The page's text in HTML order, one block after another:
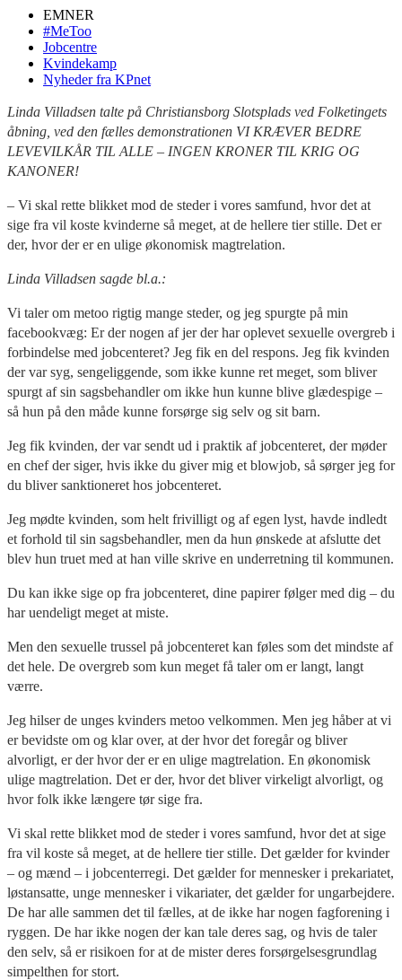
EMNER
#MeToo
Jobcentre
Kvindekamp
Nyheder fra KPnet
Linda Villadsen talte på Christiansborg Slotsplads ved Folketingets
åbning, ved den fælles demonstrationen VI KRÆVER BEDRE
LEVEVILKÅR TIL ALLE – INGEN KRONER TIL KRIG OG
KANONER!
– Vi skal rette blikket mod de steder i vores samfund, hvor det at
sige fra vil koste kvinderne så meget, at de hellere tier stille. Det er
der, hvor der er en ulige økonomisk magtrelation.
Linda Villadsen sagde bl.a.:
Vi taler om metoo rigtig mange steder, og jeg spurgte på min
facebookvæg: Er der nogen af jer der har oplevet sexuelle overgreb i
forbindelse med jobcenteret? Jeg fik en del respons. Jeg fik kvinden
der var syg, sengeliggende, som ikke kunne ret meget, som bliver
spurgt af sin sagsbehandler om ikke hun kunne blive glædespige –
så hun på den måde kunne forsørge sig selv og sit barn.
Jeg fik kvinden, der var sendt ud i praktik af jobcenteret, der møder
en chef der siger, hvis ikke du giver mig et blowjob, så sørger jeg for
du bliver sanktioneret hos jobcenteret.
Jeg mødte kvinden, som helt frivilligt og af egen lyst, havde indledt
et forhold til sin sagsbehandler, men da hun ønskede at afslutte det
blev hun truet med at han ville skrive en underretning til kommunen.
Du kan ikke sige op fra jobcenteret, dine papirer følger med dig – du
har uendeligt meget at miste.
Men den sexuelle trussel på jobcenteret kan føles som det mindste af
det hele. De overgreb som kun meget få taler om er langt, langt
værre.
Jeg hilser de unges kvinders metoo velkommen. Men jeg håber at vi
er bevidste om og klar over, at der hvor det foregår og bliver
alvorligt, er der hvor der er en ulige magtrelation. En økonomisk
ulige magtrelation. Det er der, hvor det bliver virkeligt alvorligt, og
hvor folk ikke længere tør sige fra.
Vi skal rette blikket mod de steder i vores samfund, hvor det at sige
fra vil koste så meget, at de hellere tier stille. Det gælder for kvinder
– og mænd – i jobcenterregi. Det gælder for mennesker i prekariatet,
løstansatte, unge mennesker i vikariater, det gælder for ungarbejdere.
De har alle sammen det til fælles, at de ikke har nogen fagforening i
ryggen. De har ikke nogen der kan tale deres sag, og hvis de taler
den selv, så er risikoen for at de mister deres forsørgelsesgrundlag
simpelthen for stort.